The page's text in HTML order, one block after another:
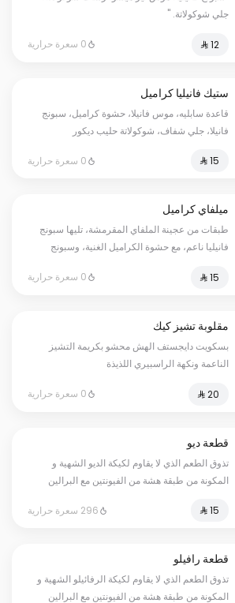
جلي شوكولاتة. "
⁨⁦‪‬ 12⁩ 0 سعرة حرارية
ستيك فانيليا كراميل
قاعدة سابليه، موس فانيلا، حشوة كراميل، سبونج
فانيلا، جلي شفاف، شوكولاتة حليب ديكور
0 سعرة حرارية
ميلفاي كراميل
طبقات من عجينة الملفاي المقرمشة، تليها سبونج
فانيليا ناعم، مع حشوة الكراميل الغنية، وسبونج
شوكولاتة الحليب ولمسة من الكارج الأحمر.
0 سعرة حرارية
مقلوبة تشيز كيك
بسكويت دايجستف الهش محشو بكريمة التشيز
الناعمة ونكهة الراسبيري اللذيذة
0 سعرة حرارية
قطعة ديو
تذوق الطعم الذي لا يقاوم لكيكة الديو الشهية و
المكونة من طبقة هشة من الفيونتين مع البرالين
الشوكولاتة، افضل خيار واشهى طعم لك ولكل افراد
296 سعرة حرارية
قطعة رافيلو
تذوق الطعم الذي لا يقاوم لكيكة الرفائيلو الشهية و
المكونة من طبقة هشة من الفيونتين مع البرالين